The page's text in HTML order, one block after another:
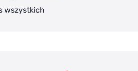
wszystkich